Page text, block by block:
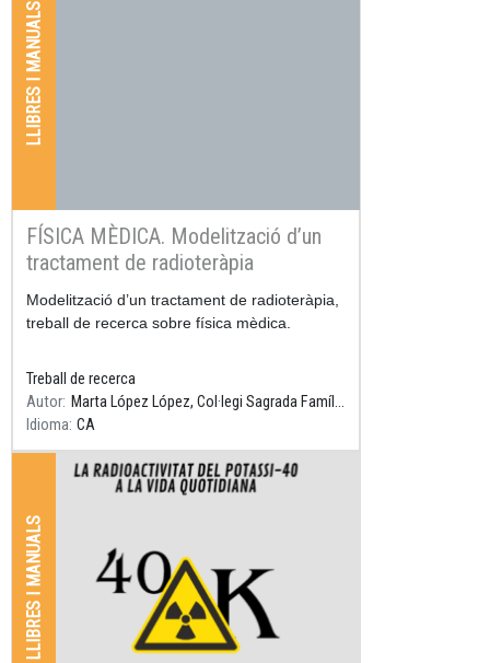
LLIBRES I MANUALS
FÍSICA MÈDICA. Modelització d’un
tractament de radioteràpia
Resum
Modelització d’un tractament de radioteràpia,
treball de recerca sobre física mèdica.
Treball de recerca
Autor
Marta López López, Col·legi Sagrada Família Gavà, Tutor: Daniel Parcerisas
Idioma CA
LLIBRES I MANUALS